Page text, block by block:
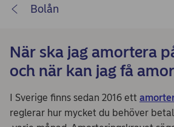
Bolån
När ska jag amortera
och när kan jag få
I Sverige finns sedan 2016 ett
reglerar hur mycket du behöver